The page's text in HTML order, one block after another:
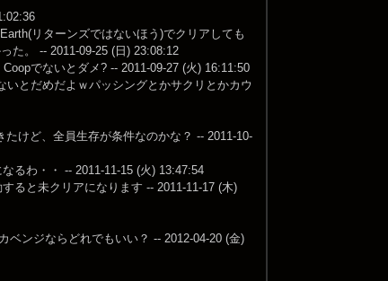
リターンズではないほう)でクリアしても
た。 -- 2011-09-25 (日) 23:08:12
でないとダメ? -- 2011-09-27 (火) 16:11:50
とだめだよｗパッシングとかサクリとかカウ
けど、全員生存が条件なのかな？ -- 2011-10-
るわ・・ -- 2011-11-15 (火) 13:47:54
ると未クリアになります -- 2011-11-17 (木)
ベンジならどれでもいい？ -- 2012-04-20 (金)